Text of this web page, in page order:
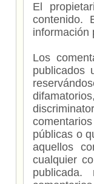
El
contenido.
información
Los
publicados
públicas o
aquellos
cualquier